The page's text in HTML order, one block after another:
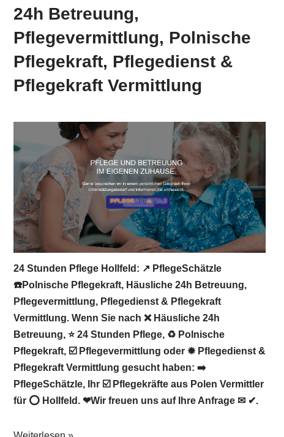
24h Betreuung,
Pflegevermittlung, Polnische
Pflegekraft, Pflegedienst &
Pflegekraft Vermittlung
24 Stunden Pflege Hollfeld: ↗️ PflegeSchätzle
☎️Polnische Pflegekraft, Häusliche 24h Betreuung,
Pflegevermittlung, Pflegedienst & Pflegekraft
Vermittlung. Wenn Sie nach ❌ Häusliche 24h
Betreuung, ⭐ 24 Stunden Pflege, ♻ Polnische
Pflegekraft, ☑️ Pflegevermittlung oder ✹ Pflegedienst &
Pflegekraft Vermittlung gesucht haben: ➡️
PflegeSchätzle, Ihr ☑️ Pflegekräfte aus Polen Vermittler
für ⭕ Hollfeld. ❤Wir freuen uns auf Ihre Anfrage ✉ ✔.